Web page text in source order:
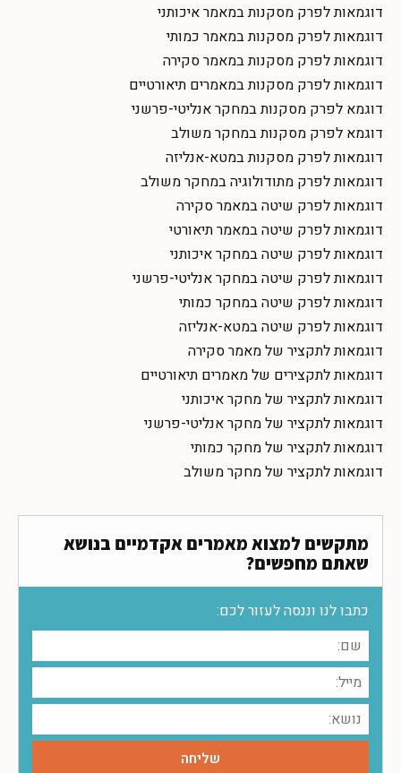
דוגמאות לפרק מסקנות במאמר איכותני
דוגמאות לפרק מסקנות במאמר כמותי
דוגמאות לפרק מסקנות במאמר סקירה
דוגמאות לפרק מסקנות במאמרים תיאורטיים
דוגמא לפרק מסקנות במחקר אנליטי-פרשני
דוגמא לפרק מסקנות במחקר משולב
דוגמאות לפרק מסקנות במטא-אנליזה
דוגמאות לפרק מתודולוגיה במחקר משולב
דוגמאות לפרק שיטה במאמר סקירה
דוגמאות לפרק שיטה במאמר תיאורטי
דוגמאות לפרק שיטה במחקר איכותני
דוגמאות לפרק שיטה במחקר אנליטי-פרשני
דוגמאות לפרק שיטה במחקר כמותי
דוגמאות לפרק שיטה במטא-אנליזה
דוגמאות לתקציר של מאמר סקירה
דוגמאות לתקצירים של מאמרים תיאורטיים
דוגמאות לתקציר של מחקר איכותני
דוגמאות לתקציר של מחקר אנליטי-פרשני
דוגמאות לתקציר של מחקר כמותי
דוגמאות לתקציר של מחקר משולב
מתקשים למצוא מאמרים אקדמיים בנושא
שאתם מחפשים?
כתבו לנו וננסה לעזור לכם: